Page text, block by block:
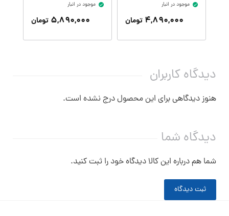
موجود در انبار
۴,۸۹۰,۰۰۰ تومان
موجود در انبار
۵,۸۹۰,۰۰۰ تومان
دیدگاه کاربران
هنوز دیدگاهی برای این محصول درج نشده است.
دیدگاه شما
شما هم درباره این کالا دیدگاه خود را ثبت کنید.
ثبت دیدگاه